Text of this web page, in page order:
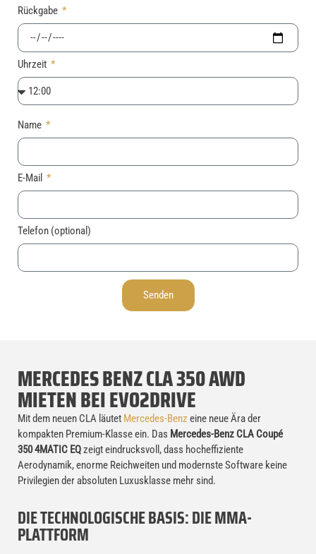
Rückgabe
Uhrzeit
Name
E-Mail
Telefon (optional)
Senden
MERCEDES BENZ CLA 350 AWD
MIETEN BEI EVO2DRIVE
Mit dem neuen CLA läutet Mercedes-Benz eine neue Ära der
kompakten Premium-Klasse ein. Das Mercedes-Benz CLA Coupé
350 4MATIC EQzeigt eindrucksvoll, dass hocheffiziente
Aerodynamik, enorme Reichweiten und modernste Software keine
Privilegien der absoluten Luxusklasse mehr sind.
DIE TECHNOLOGISCHE BASIS: DIE MMA-
PLATTFORM